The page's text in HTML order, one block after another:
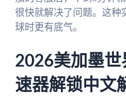
很快就解决了问题。这种
球时更有底气。
2026美加墨世
速器解锁中文